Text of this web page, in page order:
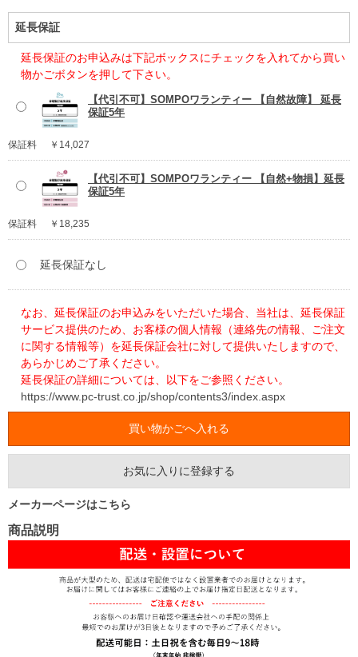
延長保証
延長保証のお申込みは下記ボックスにチェックを入れてから買い
物かごボタンを押して下さい。
【代引不可】SOMPOワランティー 【自然故障】 延長
保証5年
保証料 ￥14,027
【代引不可】SOMPOワランティー 【自然+物損】延長
保証5年
保証料 ￥18,235
延長保証なし
なお、延長保証のお申込みをいただいた場合、当社は、延長保証
サービス提供のため、お客様の個人情報（連絡先の情報、ご注文
に関する情報等）を延長保証会社に対して提供いたしますので、
あらかじめご了承ください。
延長保証の詳細については、以下をご参照ください。
https://www.pc-trust.co.jp/shop/contents3/index.aspx
お気に入りに登録する
メーカーページはこちら
商品説明